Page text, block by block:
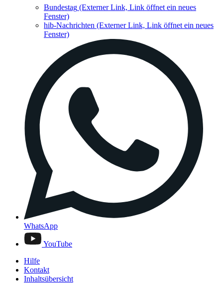
Bundestag (Externer Link, Link öffnet ein neues
Fenster)
hib-Nachrichten (Externer Link, Link öffnet ein neues
Fenster)
WhatsApp
YouTube
Hilfe
Kontakt
Inhaltsübersicht